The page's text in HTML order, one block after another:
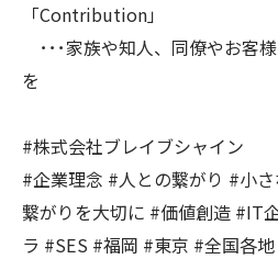
「Contribution」
･･･家族や知人、同僚やお客
を
#株式会社ブレイブシャイン
#企業理念 #人との繋がり #小
繋がりを大切に #価値創造 #IT
ラ #SES #福岡 #東京 #全国各